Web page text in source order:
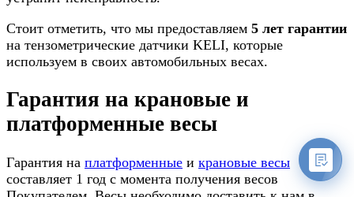
Стоит отметить, что мы предоставляем 5 лет гарантии
на тензометрические датчики KELI, которые
используем в своих автомобильных весах.
Гарантия на крановые и
платформенные весы
Гарантия на платформенные и крановые весы
составляет 1 год с момента получения весов